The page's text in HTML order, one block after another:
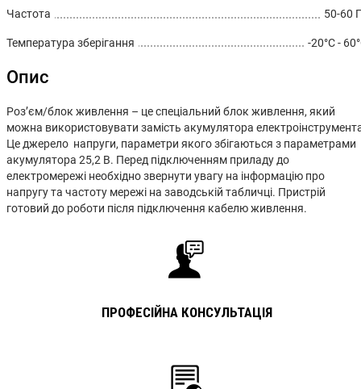
Частота 50-60
Температура зберігання -20°C -
Опис
Роз’єм/блок живлення – це спеціальний блок живлення, який
можна використовувати замість акумулятора
Це джерело напруги, параметри якого збігаються з параметрами
акумулятора 25,2 В. Перед підключенням приладу до
електромережі необхідно звернути увагу на інформацію про
напругу та частоту мережі на заводській табличці. Пристрій
готовий до роботи після підключення кабелю живлення.
ПРОФЕСІЙНА КОНСУЛЬТАЦІЯ